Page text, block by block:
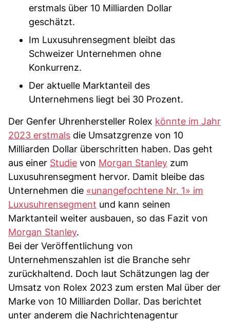
erstmals über 10 Milliarden Dollar
geschätzt.
Im Luxusuhrensegment bleibt das
Schweizer Unternehmen ohne
Konkurrenz.
Der aktuelle Marktanteil des
Unternehmens liegt bei 30 Prozent.
Der Genfer Uhrenhersteller Rolex könnte im Jahr
2023 erstmals die Umsatzgrenze von 10
Milliarden Dollar überschritten haben. Das geht
aus einer Studie von Morgan Stanley zum
Luxusuhrensegment hervor. Damit bleibe das
Unternehmen die «unangefochtene Nr. 1» im
Luxusuhrensegment und kann seinen
Marktanteil weiter ausbauen, so das Fazit von
Morgan Stanley.
Bei der Veröffentlichung von
Unternehmenszahlen ist die Branche sehr
zurückhaltend. Doch laut Schätzungen lag der
Umsatz von Rolex 2023 zum ersten Mal über der
Marke von 10 Milliarden Dollar. Das berichtet
unter anderem die Nachrichtenagentur